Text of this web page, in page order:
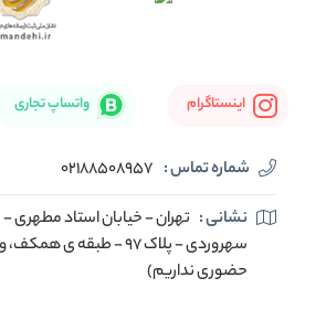
اینستاگرام واتساپ تجاری
شماره تماس : 02188508957
نشانی : تهران - خیابان استاد مطهری -
حضوری نداریم)